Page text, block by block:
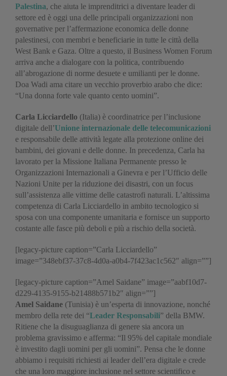
Palestina, che aiuta le imprenditrici a diventare leader di
settore ed è oggi una delle principali organizzazioni non
governative per l’affermazione economica delle donne
palestinesi, con membri e beneficiarie in tutte le città della
West Bank e Gaza. Oltre a questo, il Business Women Forum
arriva anche a dialogare con la politica, contribuendo
all’abrogazione di norme desuete e umilianti per le donne.
Doa Wadi ama citare un vecchio proverbio arabo che dice:
“Una donna forte vale quanto cento uomini”.
Carla Licciardello (Italia) è coordinatrice per l’inclusione
digitale dell’Unione internazionale delle telecomunicazioni
e responsabile delle attività legate alla protezione online dei
bambini, dei giovani e delle donne. In precedenza, Carla ha
lavorato per la Missione Italiana Permanente presso le
Organizzazioni Internazionali a Ginevra e per l’Ufficio delle
Nazioni Unite per la riduzione dei disastri, con un focus
sull’assistenza alle vittime delle catastrofi naturali. L’altissima
competenza di Carla Licciardello in ambito tecnologico si
sposa con una componente umanitaria e fornisce un supporto
costante alle fasce più deboli e più a rischio della società.
[legacy-picture caption=”Carla Licciardello”
image=”348ebf37-37c8-4d0a-a0b4-7f423ac1c562″ align=””]
[legacy-picture caption=”Amel Saidane” image=”aabf10d7-
d229-4135-9155-b21488b571b2″ align=””]
Amel Saidane (Tunisia) è un’esperta di innovazione, nonché
membro della rete dei “Leader Responsabili” della BMW.
Ritiene che la disuguaglianza di genere sia ancora un
problema gravissimo e afferma: “Il 95% del capitale mondiale
è investito dagli uomini per gli uomini”. Pensa che le donne
abbiamo i requisiti richiesti ai leader dell’era digitale e crede
che una loro maggiore inclusione nel settore scientifico e